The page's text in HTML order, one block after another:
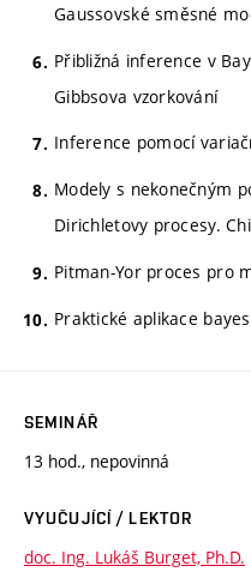
Gaussovské směsné
Přibližná inference v
Gibbsova vzorkování
Inference pomocí
Modely s nekonečným
Dirichletovy procesy.
Pitman-Yor proces pro
Praktické aplikace
SEMINÁŘ
13 hod., nepovinná
VYUČUJÍCÍ / LEKTOR
doc. Ing. Lukáš Burget, Ph.D.